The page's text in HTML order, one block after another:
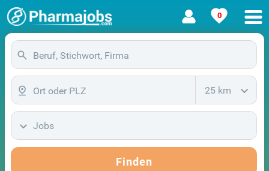
0
25 km
Jobs
Finden